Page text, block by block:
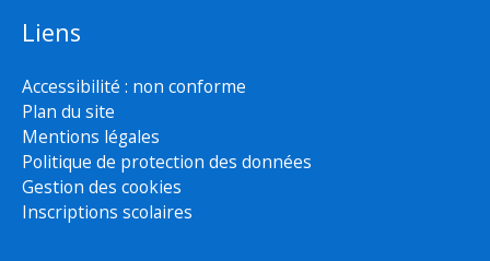
Liens
Accessibilité : non conforme
Plan du site
Mentions légales
Politique de protection des données
Gestion des cookies
Inscriptions scolaires